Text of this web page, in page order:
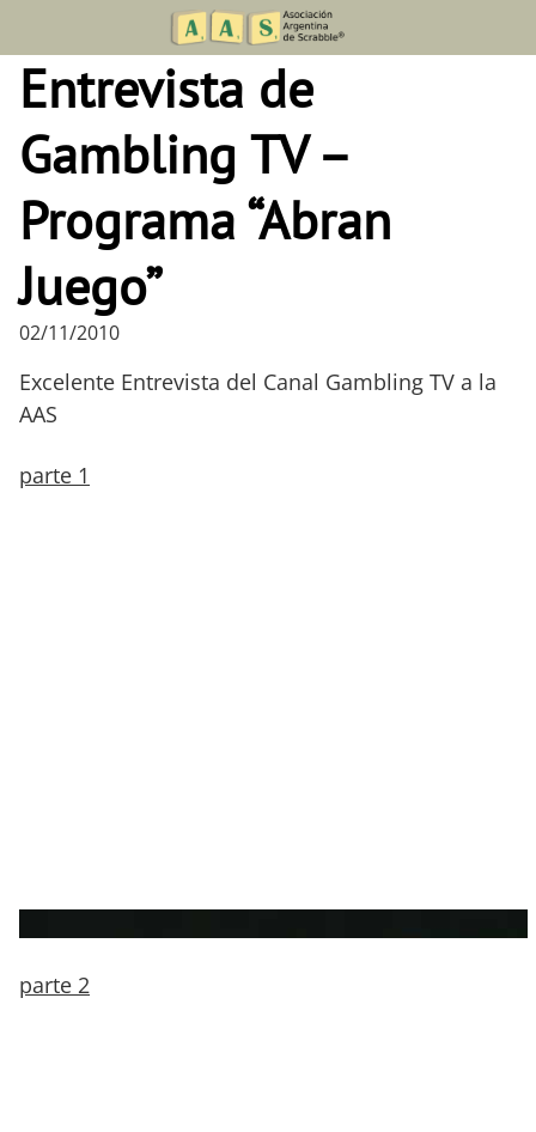
content
Entrevista de
Gambling TV –
Programa “Abran
Juego”
02/11/2010
Excelente Entrevista del Canal Gambling TV a la
AAS
parte 1
parte 2